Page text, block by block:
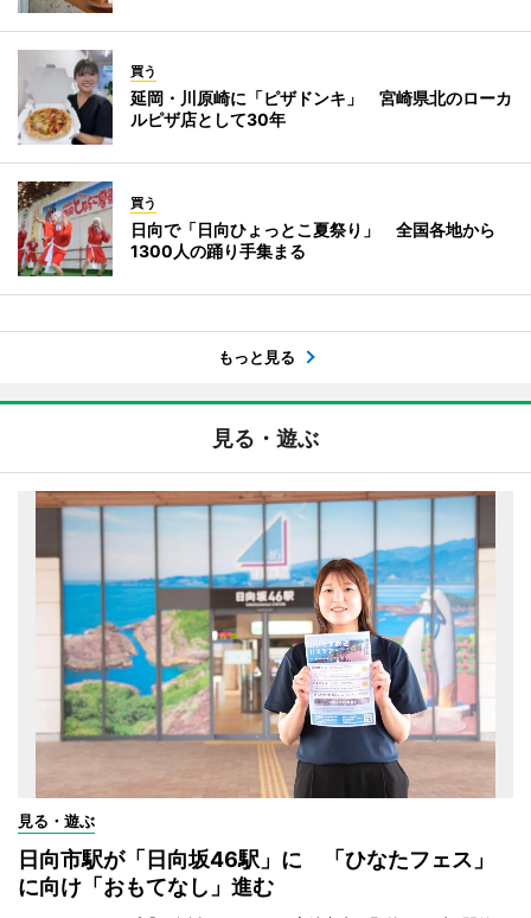
買う
延岡・川原崎に「ピザドンキ」 宮崎県北のローカ
ルピザ店として30年
買う
日向で「日向ひょっとこ夏祭り」 全国各地から
1300人の踊り手集まる
もっと見る
見る・遊ぶ
見る・遊ぶ
日向市駅が「日向坂46駅」に 「ひなたフェス」
に向け「おもてなし」進む